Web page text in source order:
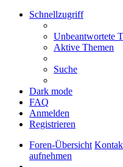
Schnellzugriff
Unbeantwortete
Aktive Themen
Suche
Dark mode
FAQ
Anmelden
Registrieren
Foren-Übersicht
aufnehmen